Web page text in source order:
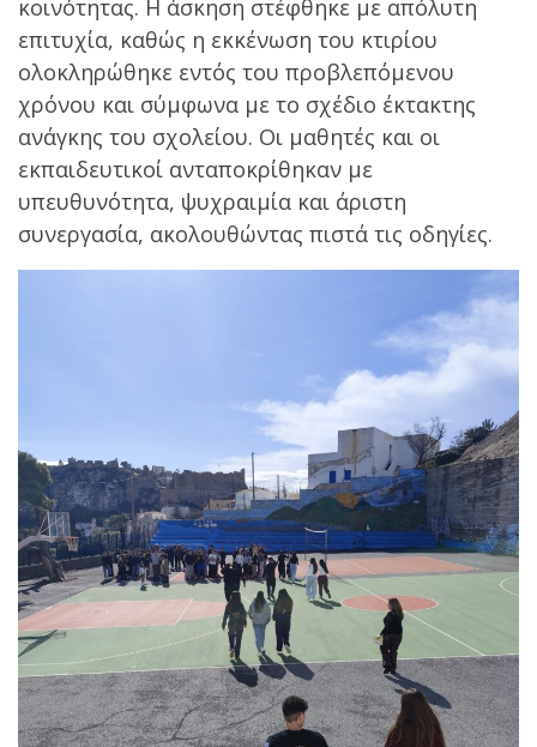
κοινότητας. Η άσκηση στέφθηκε με απόλυτη
επιτυχία, καθώς η εκκένωση του κτιρίου
ολοκληρώθηκε εντός του προβλεπόμενου
χρόνου και σύμφωνα με το σχέδιο έκτακτης
ανάγκης του σχολείου. Οι μαθητές και οι
εκπαιδευτικοί ανταποκρίθηκαν με
υπευθυνότητα, ψυχραιμία και άριστη
συνεργασία, ακολουθώντας πιστά τις οδηγίες.